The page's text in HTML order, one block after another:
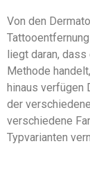
Von den
liegt daran,
Methode
hinaus verfügen
der
verschiedene
Typvarianten